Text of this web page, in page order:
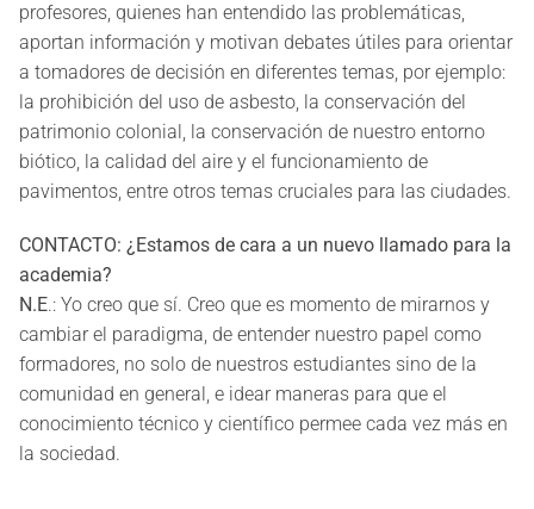
profesores, quienes han entendido las problemáticas,
aportan información y motivan debates útiles para orientar
a tomadores de decisión en diferentes temas, por ejemplo:
la prohibición del uso de asbesto, la conservación del
patrimonio colonial, la conservación de nuestro entorno
biótico, la calidad del aire y el funcionamiento de
pavimentos, entre otros temas cruciales para las ciudades.
CONTACTO: ¿Estamos de cara a un nuevo llamado para la
academia?
N.E.: Yo creo que sí. Creo que es momento de mirarnos y
cambiar el paradigma, de entender nuestro papel como
formadores, no solo de nuestros estudiantes sino de la
comunidad en general, e idear maneras para que el
conocimiento técnico y científico permee cada vez más en
la sociedad.